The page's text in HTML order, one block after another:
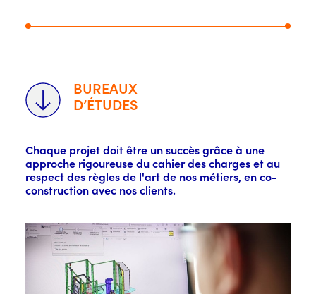
BUREAUX
D’ÉTUDES
Chaque projet doit être un succès grâce à une
approche rigoureuse du cahier des charges et au
respect des règles de l'art de nos métiers, en co-
construction avec nos clients.